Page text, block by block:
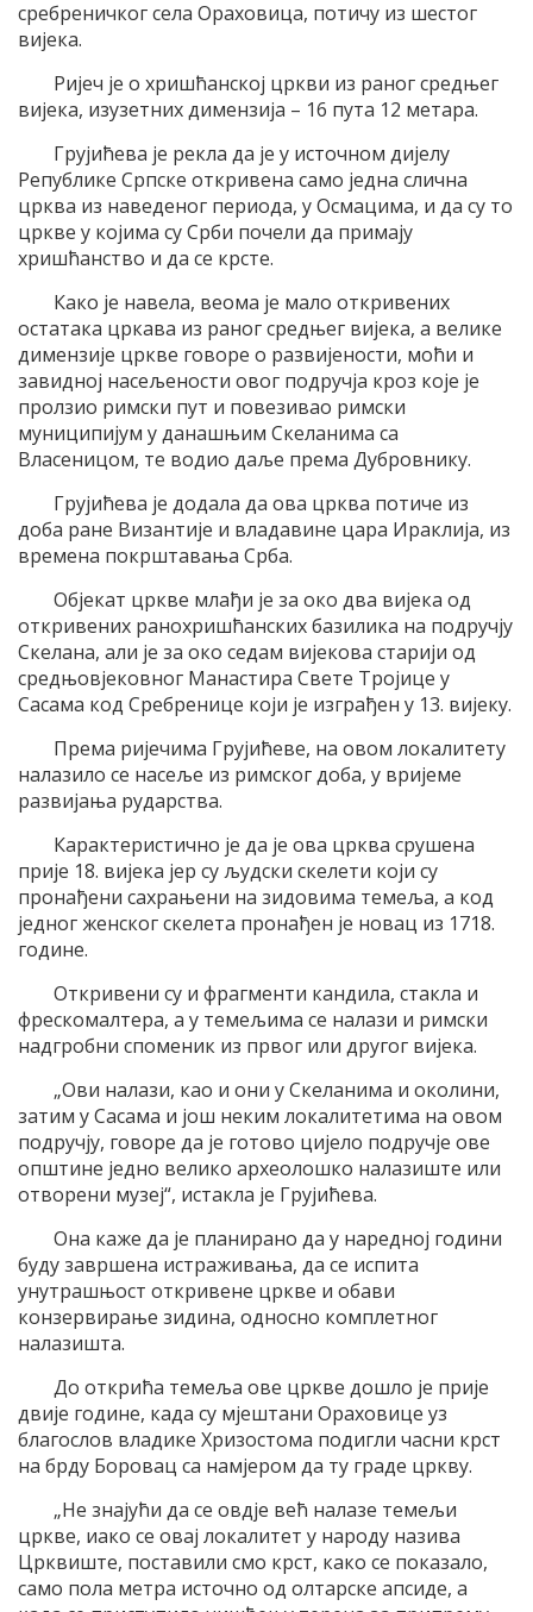
сребреничког села Ораховица, потичу из шестог
вијека.
Ријеч је о хришћанској цркви из раног средњег
вијека, изузетних димензија – 16 пута 12 метара.
Грујићева је рекла да је у источном дијелу
Републике Српске откривена само једна слична
црква из наведеног периода, у Осмацима, и да су то
цркве у којима су Срби почели да примају
хришћанство и да се крсте.
Како је навела, веома је мало откривених
остатака цркава из раног средњег вијека, а велике
димензије цркве говоре о развијености, моћи и
завидној насељености овог подручја кроз које је
пролзио римски пут и повезивао римски
муниципијум у данашњим Скеланима са
Власеницом, те водио даље према Дубровнику.
Грујићева је додала да ова црква потиче из
доба ране Византије и владавине цара Ираклија, из
времена покрштавања Срба.
Објекат цркве млађи је за око два вијека од
откривених ранохришћанских базилика на подручју
Скелана, али је за око седам вијекова старији од
средњовјековног Манастира Свете Тројице у
Сасама код Сребренице који је изграђен у 13. вијеку.
Према ријечима Грујићеве, на овом локалитету
налазило се насеље из римског доба, у вријеме
развијања рударства.
Карактеристично је да је ова црква срушена
прије 18. вијека јер су људски скелети који су
пронађени сахрањени на зидовима темеља, а код
једног женског скелета пронађен је новац из 1718.
године.
Откривени су и фрагменти кандила, стакла и
фрескомалтера, а у темељима се налази и римски
надгробни споменик из првог или другог вијека.
„Ови налази, као и они у Скеланима и околини,
затим у Сасама и још неким локалитетима на овом
подручју, говоре да је готово цијело подручје ове
општине једно велико археолошко налазиште или
отворени музеј“, истакла је Грујићева.
Она каже да је планирано да у наредној години
буду завршена истраживања, да се испита
унутрашњост откривене цркве и обави
конзервирање зидина, односно комплетног
налазишта.
До открића темеља ове цркве дошло је прије
двије године, када су мјештани Ораховице уз
благослов владике Хризостома подигли часни крст
на брду Боровац са намјером да ту граде цркву.
„Не знајући да се овдје већ налазе темељи
цркве, иако се овај локалитет у народу назива
Црквиште, поставили смо крст, како се показало,
само пола метра источно од олтарске апсиде, а